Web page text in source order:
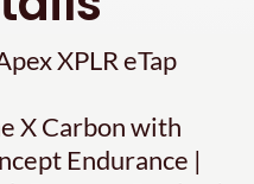
XPLR eTap
X Carbon with
Endurance |